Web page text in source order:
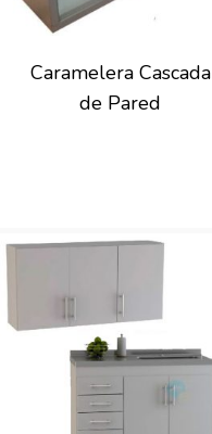
Caramelera Cascada
de Pared